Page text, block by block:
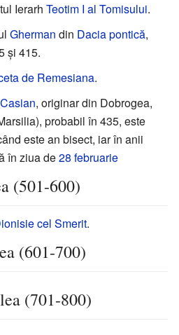
Ierarh Teotim I al Tomisului.
Gherman din Dacia pontică,
și 415.
de Remesiana.
, originar din Dobrogea,
probabil în 435, este
este an bisect, iar în anii
în ziua de28 februarie
(501-600)
cel Smerit.
(601-700)
(701-800)